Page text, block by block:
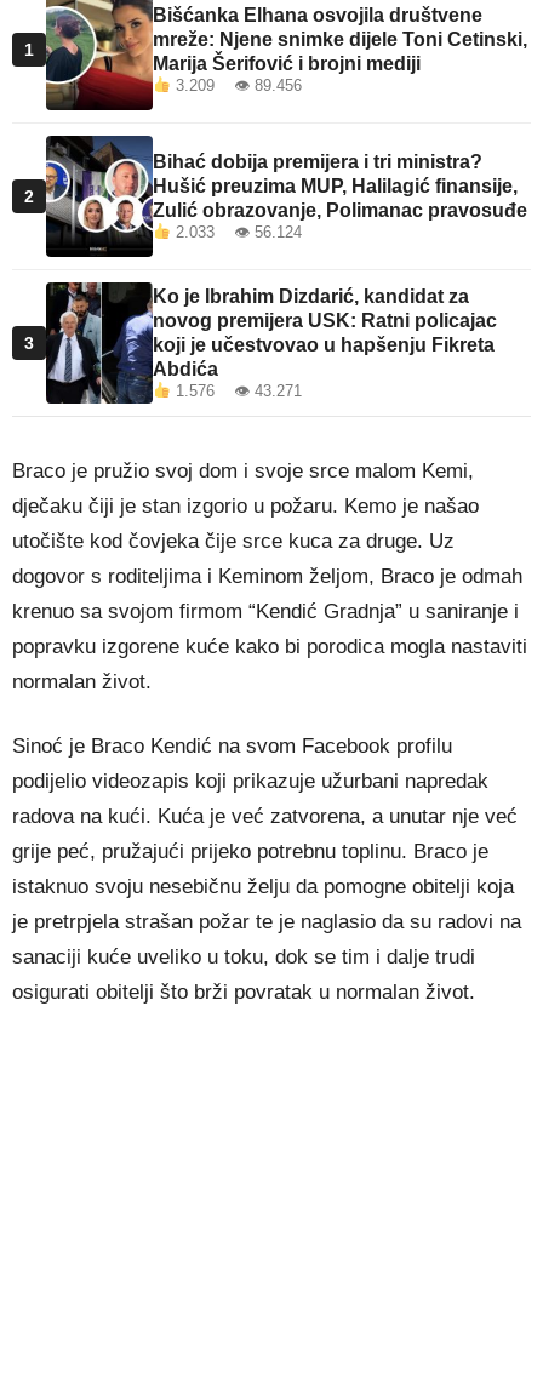
1
Bišćanka Elhana osvojila društvene
mreže: Njene snimke dijele Toni Cetinski,
Marija Šerifović i brojni mediji
3.209 👁 89.456
2
Bihać dobija premijera i tri ministra?
Hušić preuzima MUP, Halilagić finansije,
Zulić obrazovanje, Polimanac pravosuđe
2.033 👁 56.124
3
Ko je Ibrahim Dizdarić, kandidat za
novog premijera USK: Ratni policajac
koji je učestvovao u hapšenju Fikreta
Abdića
1.576 👁 43.271
Braco je pružio svoj dom i svoje srce malom Kemi,
dječaku čiji je stan izgorio u požaru. Kemo je našao
utočište kod čovjeka čije srce kuca za druge. Uz
dogovor s roditeljima i Keminom željom, Braco je odmah
krenuo sa svojom firmom “Kendić Gradnja” u saniranje i
popravku izgorene kuće kako bi porodica mogla nastaviti
normalan život.
Sinoć je Braco Kendić na svom Facebook profilu
podijelio videozapis koji prikazuje užurbani napredak
radova na kući. Kuća je već zatvorena, a unutar nje već
grije peć, pružajući prijeko potrebnu toplinu. Braco je
istaknuo svoju nesebičnu želju da pomogne obitelji koja
je pretrpjela strašan požar te je naglasio da su radovi na
sanaciji kuće uveliko u toku, dok se tim i dalje trudi
osigurati obitelji što brži povratak u normalan život.